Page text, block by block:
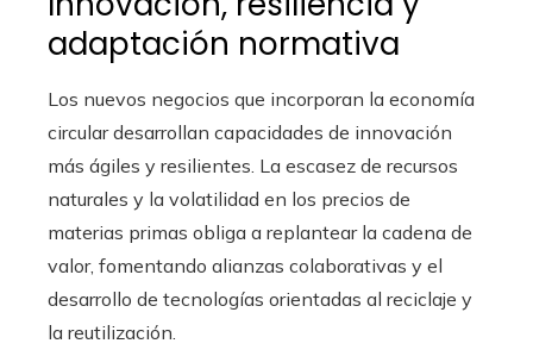
adaptación normativa
Los nuevos negocios que incorporan la economía
circular desarrollan capacidades de innovación
más ágiles y resilientes. La escasez de recursos
naturales y la volatilidad en los precios de
materias primas obliga a replantear la cadena de
valor, fomentando alianzas colaborativas y el
desarrollo de tecnologías orientadas al reciclaje y
la reutilización.